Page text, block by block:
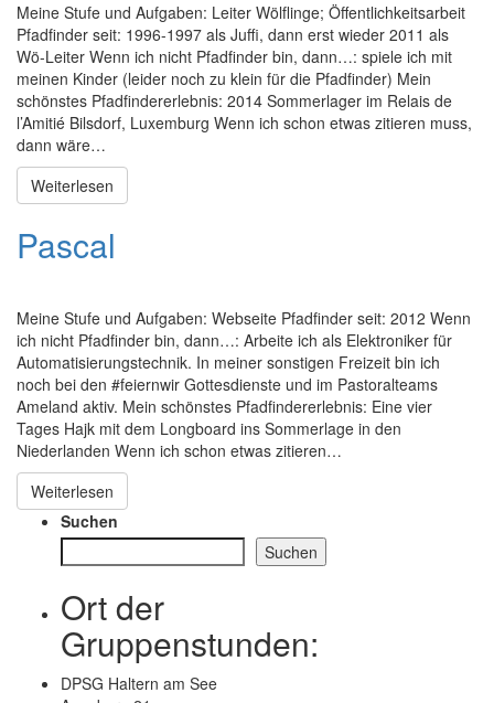
Meine Stufe und Aufgaben: Leiter Wölflinge; Öffentlichkeitsarbeit
Pfadfinder seit: 1996-1997 als Juffi, dann erst wieder 2011 als
Wö-Leiter Wenn ich nicht Pfadfinder bin, dann…: spiele ich mit
meinen Kinder (leider noch zu klein für die Pfadfinder) Mein
schönstes Pfadfindererlebnis: 2014 Sommerlager im Relais de
l’Amitié Bilsdorf, Luxemburg Wenn ich schon etwas zitieren muss,
dann wäre…
Weiterlesen
Pascal
Meine Stufe und Aufgaben: Webseite Pfadfinder seit: 2012 Wenn
ich nicht Pfadfinder bin, dann…: Arbeite ich als Elektroniker für
Automatisierungstechnik. In meiner sonstigen Freizeit bin ich
noch bei den #feiernwir Gottesdienste und im Pastoralteams
Ameland aktiv. Mein schönstes Pfadfindererlebnis: Eine vier
Tages Hajk mit dem Longboard ins Sommerlage in den
Niederlanden Wenn ich schon etwas zitieren…
Weiterlesen
Suchen
Suchen
Ort der
Gruppenstunden:
DPSG Haltern am See